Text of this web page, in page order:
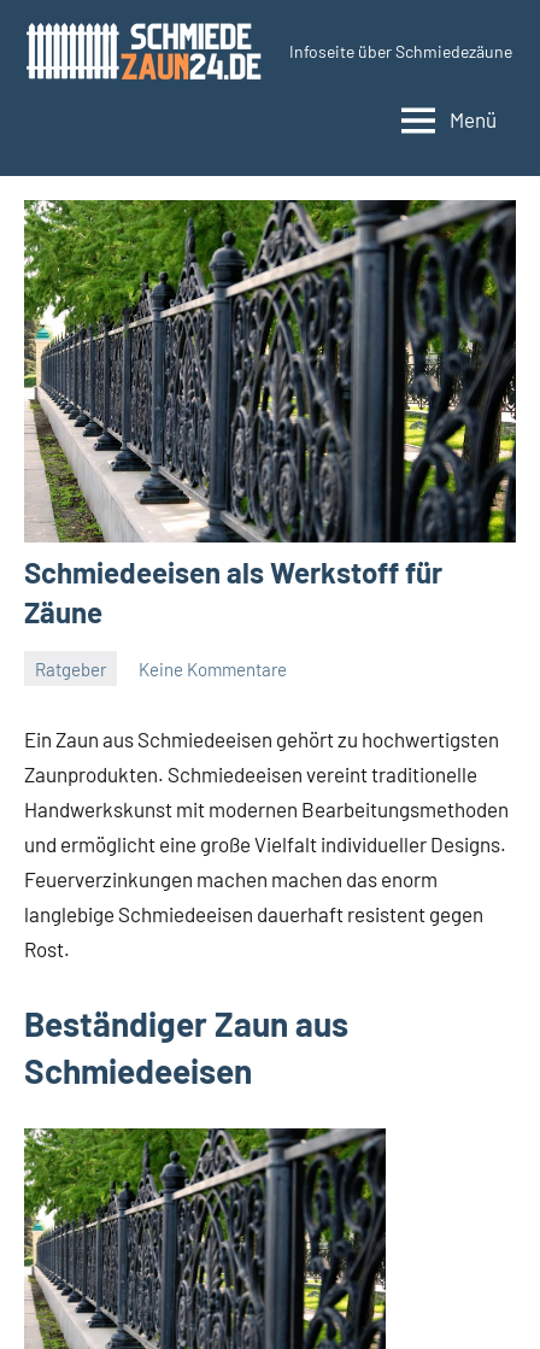
springen
Infoseite über Schmiedezäune
Menü
Schmiedeeisen als Werkstoff für
Zäune
Ratgeber
November
2017
germedia
Keine Kommentare
Ein Zaun aus Schmiedeeisen gehört zu hochwertigsten
Zaunprodukten. Schmiedeeisen vereint traditionelle
Handwerkskunst mit modernen Bearbeitungsmethoden
und ermöglicht eine große Vielfalt individueller Designs.
Feuerverzinkungen machen machen das enorm
langlebige Schmiedeeisen dauerhaft resistent gegen
Rost.
Beständiger Zaun aus
Schmiedeeisen